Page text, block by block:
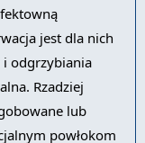
jest dla nich
i odgrzybiania
Rzadziej
lub
powłokom